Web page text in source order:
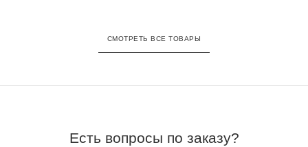
СМОТРЕТЬ ВСЕ ТОВАРЫ
Есть вопросы по заказу?